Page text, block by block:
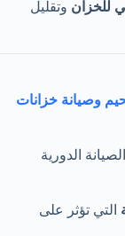
للخزان وتقليل
وصيانة خزانات
الدورية
التي تؤثر على